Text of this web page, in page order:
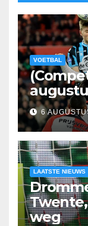
VOETBAL
6
LAATSTE NIEUWS
weg